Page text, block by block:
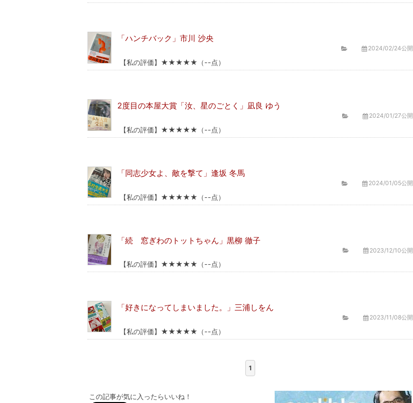
「ハンチバック」市川 沙央
2024/02/24公開
【私の評価】★★★★★（--点）
2度目の本屋大賞「汝、星のごとく」凪良 ゆう
2024/01/27公開
【私の評価】★★★★★（--点）
「同志少女よ、敵を撃て」逢坂 冬馬
2024/01/05公開
【私の評価】★★★★★（--点）
「続 窓ぎわのトットちゃん」黒柳 徹子
2023/12/10公開
【私の評価】★★★★★（--点）
「好きになってしまいました。」三浦しをん
2023/11/08公開
【私の評価】★★★★★（--点）
1
この記事が気に入ったらいいね！